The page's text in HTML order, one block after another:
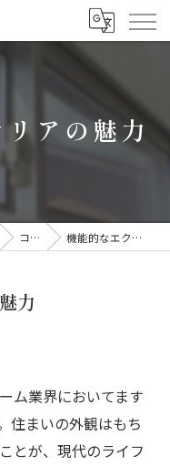
アの魅力
コラム 機能的なエクステリアの魅力
力
ム業界においてます
住まいの外観はもち
とが、現代のライフ